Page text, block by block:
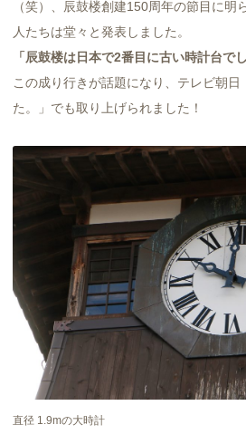
（笑）、辰鼓楼創建150周年の節目に明
人たちは堂々と発表しました。
「辰鼓楼は日本で2番目に古い時計台でし
この成り行きが話題になり、テレビ朝日
た。」でも取り上げられました！
直径 1.9mの大時計